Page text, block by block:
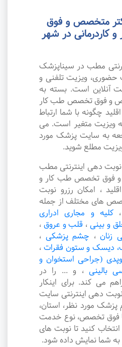
متخصص و فوق
در شهر
مطب در سیناپزشک
ویزیت تلفنی و
آنلاین است. بسته به
و فوق تخصص طب کار
چگونه با شما ارتباط
ویزیت متغیر است. می
به سایت پزشک مورد
مطلع شوید.
نوبت دهی اینترنتی مطب
فوق تخصص طب کار و
، امکان رزرو نوبت
های مختلف از جمله
،کلیه و مجاری ادراری
و بینی ، قلب و عروق ،
زنان ، چشم پزشکی ،
دیسک و ستون فقرات ،
(جراحی استخوان و
بالینی ، و ... را در
می کند. برای اینکار
دهی اینترنتی سایت
پزشک مورد نظر، استان،
فوق تخصص، نوع خدمت
کنید تا نوبت های
شما نمایش داده شود.